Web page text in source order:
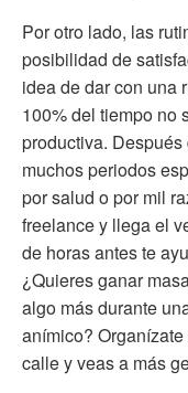
Por otro lado, las
posibilidad de
idea de dar con una
100% del tiempo no
productiva.
muchos periodos
por salud o por mil
freelance y llega el
de horas antes te
¿Quieres ganar
algo más durante
anímico?
calle y veas a más